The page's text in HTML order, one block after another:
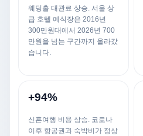
웨딩홀 대관료 상승. 서울 상
급 호텔 예식장은 2016년
300만원대에서 2026년 700
만원을 넘는 구간까지 올라갔
습니다.
+94%
신혼여행 비용 상승. 코로나
이후 항공권과 숙박비가 정상